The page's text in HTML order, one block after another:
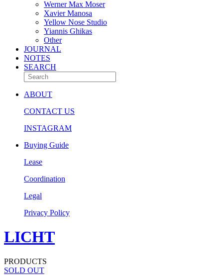
Werner Max Moser
Xavier Manosa
Yellow Nose Studio
Yiannis Ghikas
Other
JOURNAL
NOTES
SEARCH
ABOUT
CONTACT US
INSTAGRAM
Buying Guide
Lease
Coordination
Legal
Privacy Policy
LICHT
PRODUCTS
SOLD OUT